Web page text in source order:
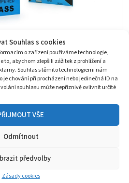
Souhlas s cookies
o zařízení používáme technologie,
to, abychom zlepšili zážitek z prohlížení a
Souhlas s těmito technologiemi nám
chování při procházení nebo jedinečná ID na
souhlasu může nepříznivě ovlivnit určité
VŠE
Odmítnout
předvolby
Zásady cookies
Apple iPhone 16 / 16
Max - MG 2,5 D 9H
/ 16 Plus / 16 Pro/ 16 Pro Max